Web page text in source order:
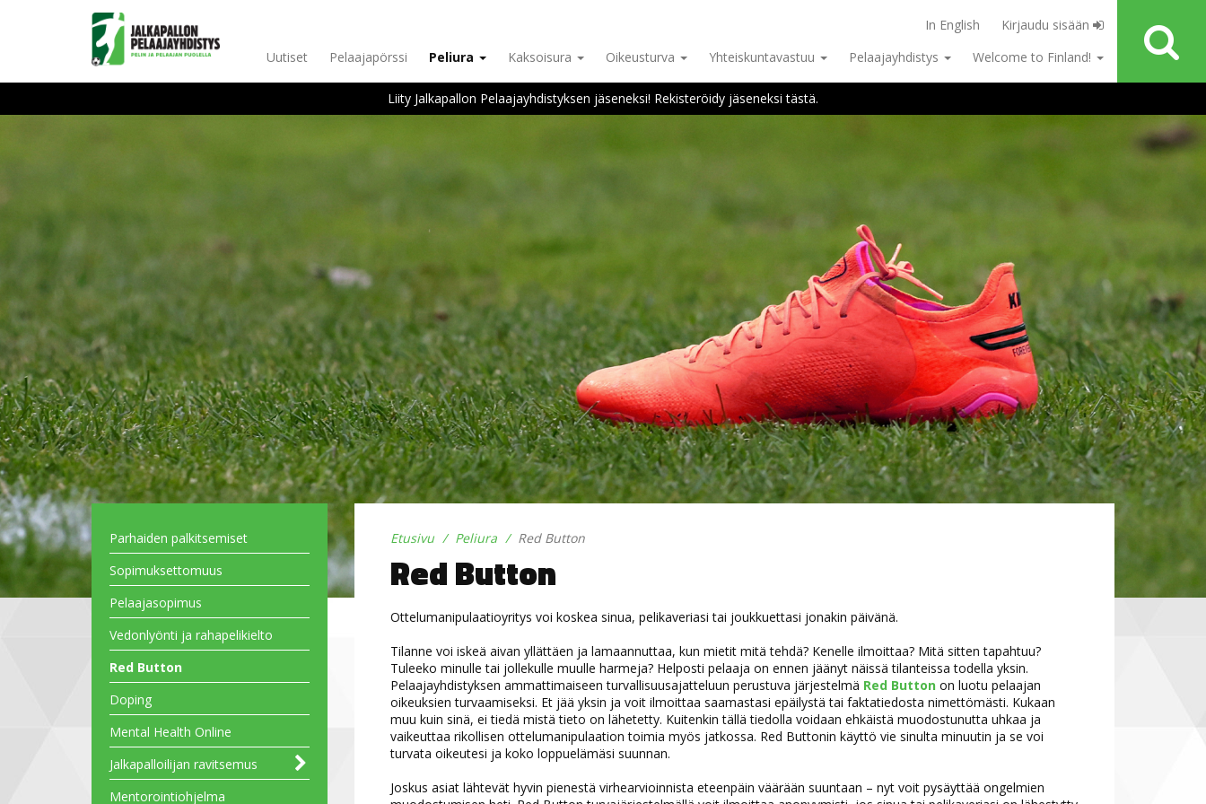
In English
Kirjaudu sisään
Uutiset
Pelaajapörssi Peliura Kaksoisura Oikeusturva Yhteiskuntavastuu Pelaajayhdistys Welcome to Finland!
Liity Jalkapallon Pelaajayhdistyksen jäseneksi! Rekisteröidy jäseneksi tästä.
Parhaiden palkitsemiset
Sopimuksettomuus
Pelaajasopimus
Vedonlyönti ja rahapelikielto
Red Button
Doping
Mental Health Online
Jalkapalloilijan ravitsemus
Hiilihydraatti
Neste
Proteiini
Rasvat
Ravitsemusanalyysi:
Suhteellinen energiavaje
Keho- ja ruokasuhde osana
Mentorointiohjelma
Etusivu Peliura Red Button
Red Button
Ottelumanipulaatioyritys voi koskea sinua, pelikaveriasi tai joukkuettasi jonakin päivänä.
Tilanne voi iskeä aivan yllättäen ja lamaannuttaa, kun mietit mitä tehdä? Kenelle ilmoittaa? Mitä sitten tapahtuu?
Tuleeko minulle tai jollekulle muulle harmeja? Helposti pelaaja on ennen jäänyt näissä tilanteissa todella yksin.
Pelaajayhdistyksen ammattimaiseen turvallisuusajatteluun perustuva järjestelmä Red Button on luotu pelaajan
oikeuksien turvaamiseksi. Et jää yksin ja voit ilmoittaa saamastasi epäilystä tai faktatiedosta nimettömästi. Kukaan
muu kuin sinä, ei tiedä mistä tieto on lähetetty. Kuitenkin tällä tiedolla voidaan ehkäistä muodostunutta uhkaa ja
vaikeuttaa rikollisen ottelumanipulaation toimia myös jatkossa. Red Buttonin käyttö vie sinulta minuutin ja se voi
turvata oikeutesi ja koko loppuelämäsi suunnan.
Joskus asiat lähtevät hyvin pienestä virhearvioinnista eteenpäin väärään suuntaan – nyt voit pysäyttää ongelmien